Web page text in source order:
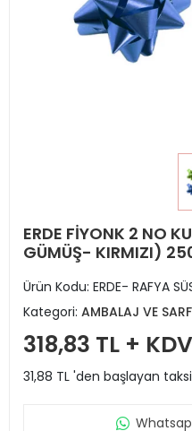
ERDE FİYONK 2 NO
GÜMÜŞ- KIRMIZI)
Ürün Kodu: ERDE- RAFYA
Kategori: AMBALAJ VE
318,83 TL + KDV
31,88 TL 'den başlayan